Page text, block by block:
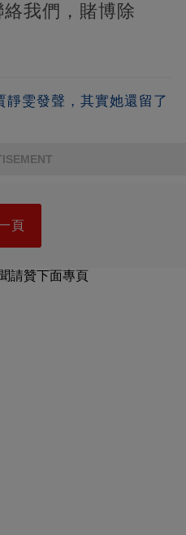
我們，賭博除
雯發聲，其實她還留了
頁
請贊下面專頁